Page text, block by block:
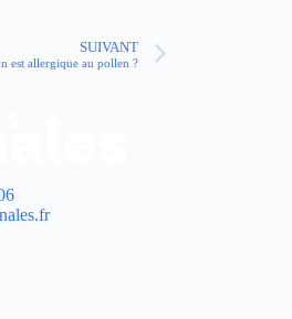
SUIVANT
est allergique au pollen ?